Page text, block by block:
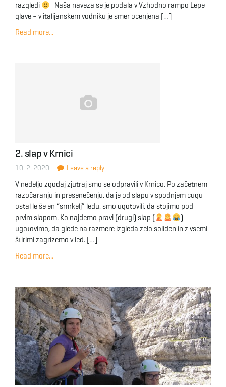
razgledi
Naša naveza se je podala v Vzhodno rampo Lepe
glave – v italijanskem vodniku je smer ocenjena […]
Read more...
2. slap v Krnici
10. 2. 2020 Leave a reply
V nedeljo zgodaj zjutraj smo se odpravili v Krnico. Po začetnem
razočaranju in presenečenju, da je od slapu v spodnjem cugu
ostal le še en “smrkelj” ledu, smo ugotovili, da stojimo pod
prvim slapom. Ko najdemo pravi (drugi) slap (
)
ugotovimo, da glede na razmere izgleda zelo soliden in z vsemi
štirimi zagrizemo v led. […]
Read more...